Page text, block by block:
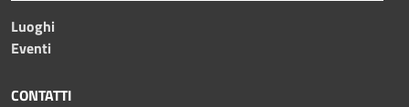
Luoghi
Eventi
CONTATTI